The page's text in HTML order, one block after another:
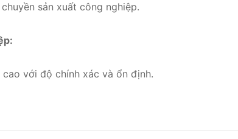
sản xuất công nghiệp.
với độ chính xác và ổn định.